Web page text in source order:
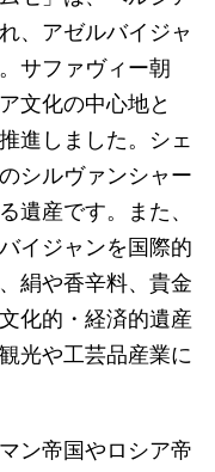
、アゼルバイジャ
サファヴィー朝
文化の中心地と
進しました。シェ
シルヴァンシャー
遺産です。また、
イジャンを国際的
絹や香辛料、貴金
化的・経済的遺産
光や工芸品産業に
ン帝国やロシア帝